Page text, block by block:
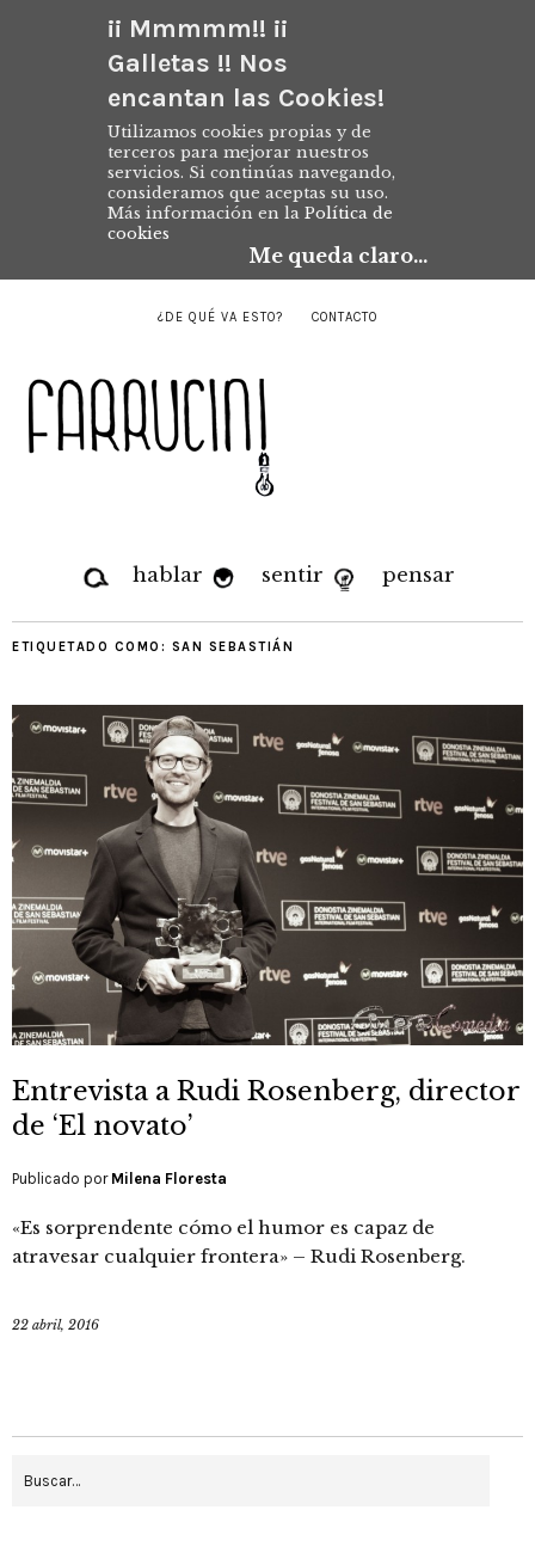
¡¡ Mmmmm!! ¡¡
Galletas !! Nos
encantan las Cookies!
Utilizamos cookies propias y de
terceros para mejorar nuestros
servicios. Si continúas navegando,
consideramos que aceptas su uso.
Más información en la Política de
cookies
Me queda claro...
¿DE QUÉ VA ESTO? CONTACTO
hablar sentir pensar
ETIQUETADO COMO: SAN SEBASTIÁN
Entrevista a Rudi Rosenberg, director
de ‘El novato’
Publicado por Milena Floresta
«Es sorprendente cómo el humor es capaz de
atravesar cualquier frontera» – Rudi Rosenberg.
22 abril, 2016